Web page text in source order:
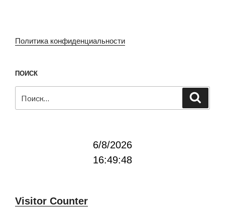
Политика конфиденциальности
ПОИСК
6/8/2026
16:49:48
Visitor Counter